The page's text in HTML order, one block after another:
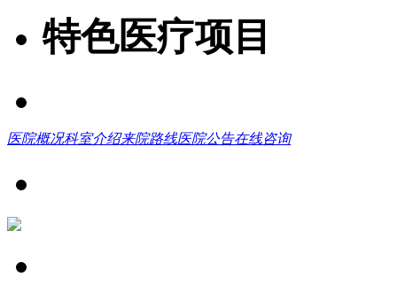
特色医疗项目
医院概况科室介绍来院路线医院公告在线咨询